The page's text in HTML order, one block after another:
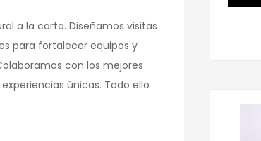
a la carta. Diseñamos visitas
para fortalecer equipos y
con los mejores
únicas. Todo ello